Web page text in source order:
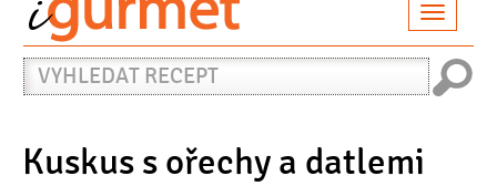
Vyhledat
recept
Kuskus s ořechy a datlemi